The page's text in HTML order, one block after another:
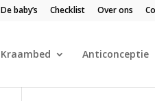
De baby’s Checklist Over ons
Kraambed Anticonceptie